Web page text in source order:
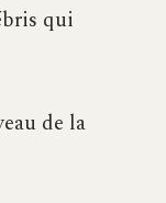
qui
de la